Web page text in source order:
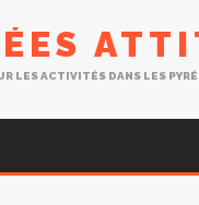
LES ACTIVITÉS DANS LES